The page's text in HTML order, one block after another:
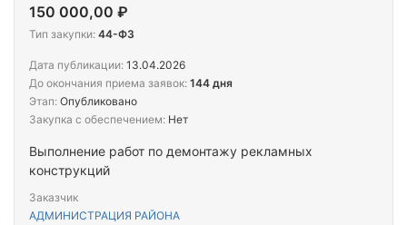
Выполнение работ по демонтажу рекламных
конструкций
Заказчик
АДМИНИСТРАЦИЯ РАЙОНА
150 000,00 ₽
Тип закупки: 44-ФЗ
Дата публикации: 13.04.2026
До окончания приема заявок: 144 дня
Этап: Опубликовано
Закупка с обеспечением: Нет